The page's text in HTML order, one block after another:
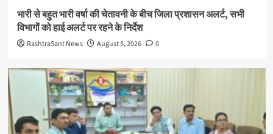
भारी से बहुत भारी वर्षा की चेतावनी के बीच जिला प्रशासन अलर्ट, सभी
विभागों को हाई अलर्ट पर रहने के निर्देश
RashtraSant News August 5, 2026 0